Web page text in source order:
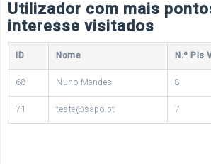
Utilizador com mais
interesse visitados
ID Nome N.º PIs
68 Nuno Mendes 8
71 teste@sapo.pt 7